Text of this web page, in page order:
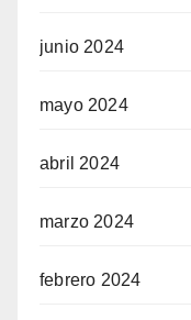
junio 2024
mayo 2024
abril 2024
marzo 2024
febrero 2024